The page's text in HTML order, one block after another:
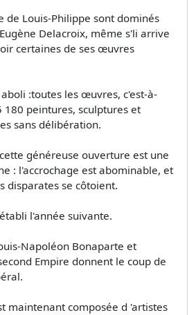
de Louis-Philippe sont dominés
Delacroix, même s'li arrive
certaines de ses œuvres
:toutes les œuvres, c'est-à-
180 peintures, sculptures et
sans délibération.
généreuse ouverture est une
: l'accrochage est abominable, et
disparates se côtoient.
l'année suivante.
Napoléon Bonaparte et
Empire donnent le coup de
maintenant composée d 'artistes